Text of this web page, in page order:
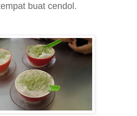
buat cendol.